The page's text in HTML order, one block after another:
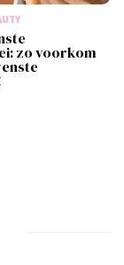
zo voorkom